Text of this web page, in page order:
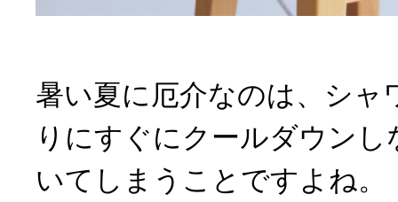
暑い夏に厄介なのは、シャ
りにすぐにクールダウン
いてしまうことですよね。